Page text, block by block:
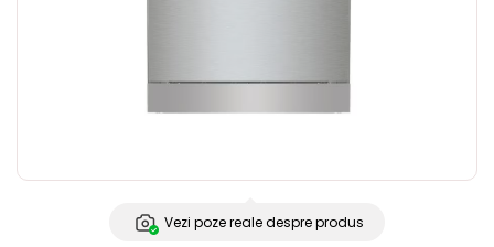
Vezi poze reale despre produs